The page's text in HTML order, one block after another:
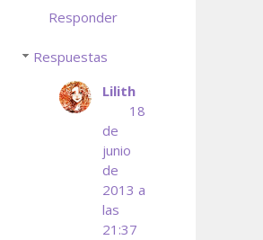
Responder
Respuestas
Lilith
18
de
junio
de
2013 a
las
21:37